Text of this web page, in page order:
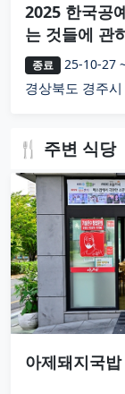
2025 한국공
는 것들에 관
종료 25-10-27
경상북도 경주시
🍴 주변 식당
아제돼지국